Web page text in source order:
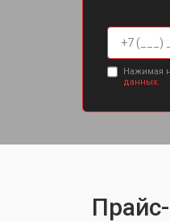
Нажимая
данных.